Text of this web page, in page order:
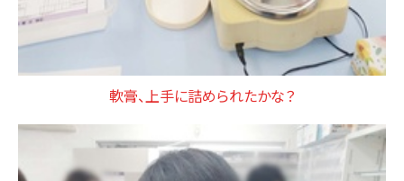
軟膏、上手に詰められたかな？